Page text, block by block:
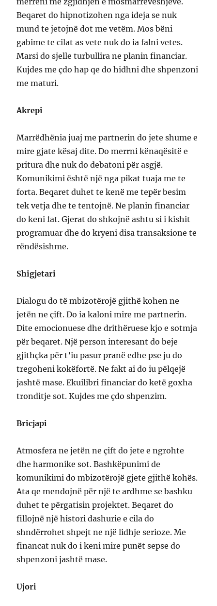
Beqaret do hipnotizohen nga ideja se nuk
mund te jetojnë dot me vetëm. Mos bëni
gabime te cilat as vete nuk do ia falni vetes.
Marsi do sjelle turbullira ne planin financiar.
Kujdes me çdo hap qe do hidhni dhe shpenzoni
me maturi.
Akrepi
Marrëdhënia juaj me partnerin do jete shume e
mire gjate kësaj dite. Do merrni kënaqësitë e
pritura dhe nuk do debatoni për asgjë.
Komunikimi është një nga pikat tuaja me te
forta. Beqaret duhet te kenë me tepër besim
tek vetja dhe te tentojnë. Ne planin financiar
do keni fat. Gjerat do shkojnë ashtu si i kishit
programuar dhe do kryeni disa transaksione te
rëndësishme.
Shigjetari
Dialogu do të mbizotërojë gjithë kohen ne
jetën ne çift. Do ia kaloni mire me partnerin.
Dite emocionuese dhe drithëruese kjo e sotmja
për beqaret. Një person interesant do beje
gjithçka për t’iu pasur pranë edhe pse ju do
tregoheni kokëfortë. Ne fakt ai do iu pëlqejë
jashtë mase. Ekuilibri financiar do ketë goxha
tronditje sot. Kujdes me çdo shpenzim.
Bricjapi
Atmosfera ne jetën ne çift do jete e ngrohte
dhe harmonike sot. Bashkëpunimi de
komunikimi do mbizotërojë gjete gjithë kohës.
Ata qe mendojnë për një te ardhme se bashku
duhet te përgatisin projektet. Beqaret do
fillojnë një histori dashurie e cila do
shndërrohet shpejt ne një lidhje serioze. Me
financat nuk do i keni mire punët sepse do
shpenzoni jashtë mase.
Ujori